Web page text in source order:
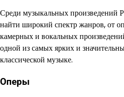
Среди музыкальных произведений
найти широкий спектр жанров, от
камерных и вокальных
одной из самых ярких и
классической музыке.
Оперы